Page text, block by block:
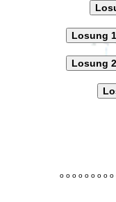
Losung
Losung
o o o o o o o o o